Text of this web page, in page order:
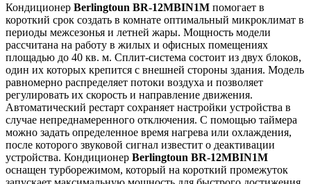
Кондиционер Berlingtoun BR-12MBIN1M помогает в
короткий срок создать в комнате оптимальный микроклимат в
периоды межсезонья и летней жары. Мощность модели
рассчитана на работу в жилых и офисных помещениях
площадью до 40 кв. м. Сплит-система состоит из двух блоков,
один их которых крепится с внешней стороны здания. Модель
равномерно распределяет потоки воздуха и позволяет
регулировать их скорость и направление движения.
Автоматический рестарт сохраняет настройки устройства в
случае непреднамеренного отключения. С помощью таймера
можно задать определенное время нагрева или охлаждения,
после которого звуковой сигнал известит о деактивации
устройства. Кондиционер Berlingtoun BR-12MBIN1M
оснащен турборежимом, который на короткий промежуток